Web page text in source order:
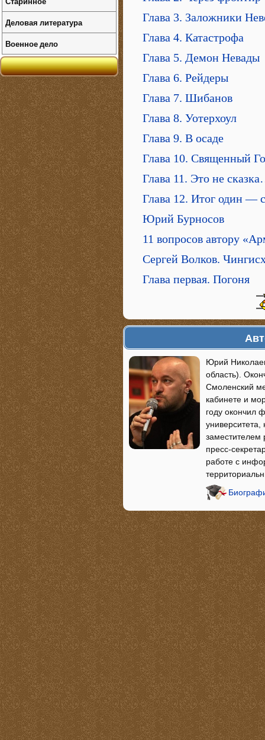
Глава 3. Заложники
Глава 4. Катастрофа
Глава 5. Демон Невады
Глава 6. Рейдеры
Глава 7. Шибанов
Глава 8. Уотерхоул
Глава 9. В осаде
Глава 10. Священный
Глава 11. Это не
Глава 12. Итог один —
Юрий Бурносов
11 вопросов автору
Сергей Волков.
Глава первая. Погоня
Юрий
область).
Смоленский
кабинете и
году окончил
заместителем
пресс-
работе с
Деловая литература
Военное дело